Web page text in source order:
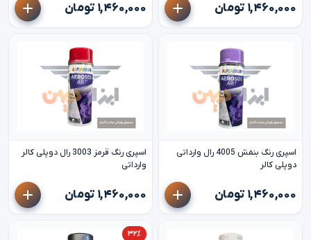
۱,۴۶۰,۰۰۰ تومان ۱,۴۶۰,۰۰۰ تومان
اسپری رنگ بنفش 4005 رال وارداتی
دوپلی کالر
۱,۴۶۰,۰۰۰ تومان
اسپری رنگ قرمز 3003 رال دوپلی کالر
وارداتی
۱,۴۶۰,۰۰۰ تومان
۳۲٪